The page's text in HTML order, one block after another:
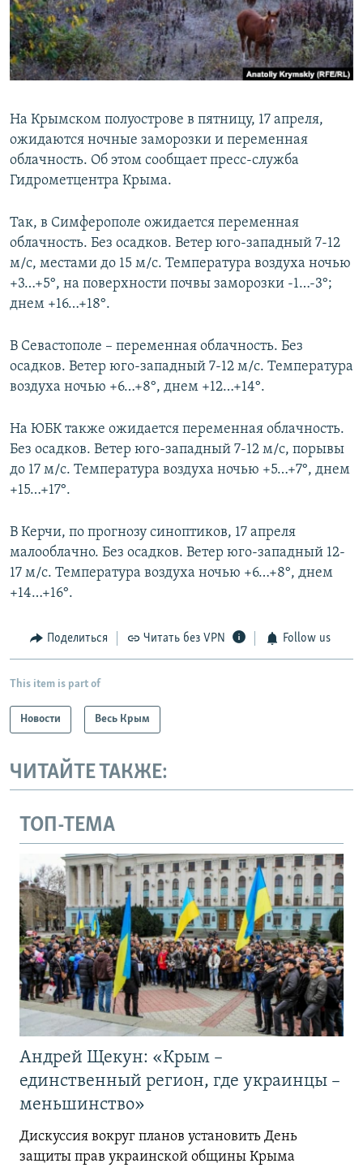
ПОБЕДИТЕЛЕЙ НЕ СУДЯТ?
КРЫМ.НЕПОКОРЕННЫЙ
ELIFBE
ПРИСОЕДИНЯЙТЕСЬ!
Все сайты RFE/RL
На Крымском полуострове в пятницу, 17 апреля,
ожидаются ночные заморозки и переменная
облачность. Об этом сообщает пресс-служба
Гидрометцентра Крыма.
Так, в Симферополе ожидается переменная
облачность. Без осадков. Ветер юго-западный 7-12
м/с, местами до 15 м/с. Температура воздуха ночью
+3…+5°, на поверхности почвы заморозки -1…-3°;
днем +16…+18°.
В Севастополе – переменная облачность. Без
осадков. Ветер юго-западный 7-12 м/с. Температура
воздуха ночью +6…+8°, днем +12…+14°.
На ЮБК также ожидается переменная облачность.
Без осадков. Ветер юго-западный 7-12 м/с, порывы
до 17 м/с. Температура воздуха ночью +5…+7°, днем
+15…+17°.
В Керчи, по прогнозу синоптиков, 17 апреля
малооблачно. Без осадков. Ветер юго-западный 12-
17 м/с. Температура воздуха ночью +6…+8°, днем
+14…+16°.
Поделиться Читать без VPN Follow us
This item is part of
Новости Весь Крым
ЧИТАЙТЕ ТАКЖЕ:
ТОП-ТЕМА
Андрей Щекун: «Крым –
единственный регион, где украинцы –
меньшинство»
Дискуссия вокруг планов установить День
защиты прав украинской общины Крыма